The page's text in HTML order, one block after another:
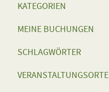
KATEGORIEN
MEINE BUCHUNGEN
SCHLAGWÖRTER
VERANSTALTUNGSORTE